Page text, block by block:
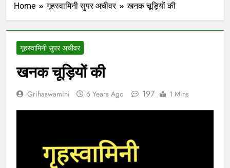
Home गृहस्वामिनी सुपर अचीवर खनक चूड़ियों की
गृहस्वामिनी सुपर अचीवर
खनक चूड़ियों की
Grihaswamini 6 Years Ago 197 1 Mins